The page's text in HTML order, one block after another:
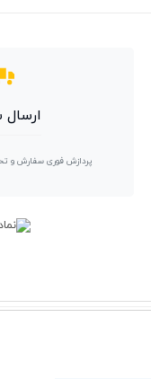
پردازش فوری سفارش و